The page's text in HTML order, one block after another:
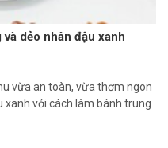
dẻo nhân đậu xanh
vừa an toàn, vừa thơm ngon
xanh với cách làm bánh trung